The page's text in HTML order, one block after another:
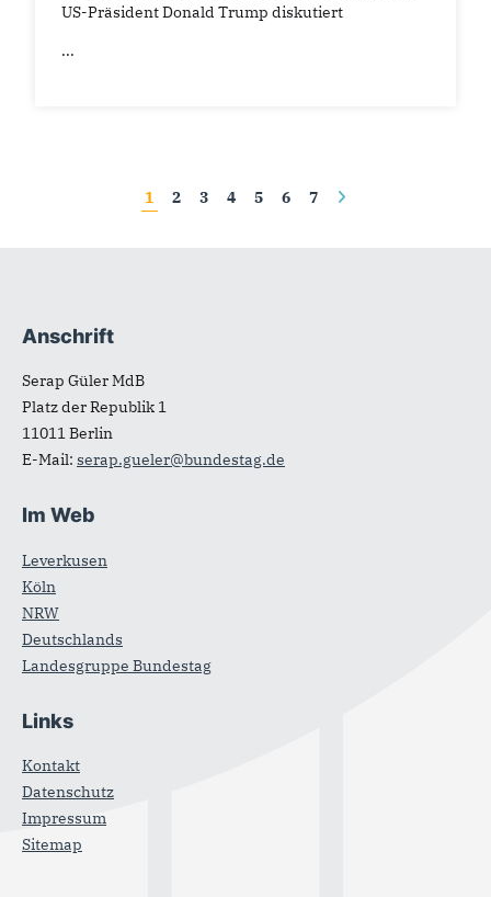
US-Präsident Donald Trump diskutiert
...
1 2 3 4 5 6 7
Fußbereich
Anschrift
Serap Güler MdB
Platz der Republik 1
11011Berlin
E-Mail: serap.gueler@bundestag.de
Im Web
Leverkusen
Köln
NRW
Deutschlands
Landesgruppe Bundestag
Links
Kontakt
Datenschutz
Impressum
Sitemap